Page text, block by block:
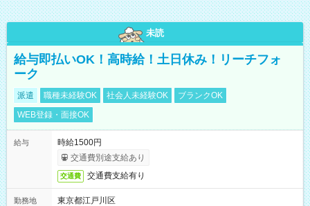
未読
給与即払いOK！高時給！土日休み！リーチフォ
ーク
派遣 職種未経験OK 社会人未経験OK
ブランクOK
WEB登録・面接OK
給与
時給1500円
交通費別途支給あり
交通費 交通費支給有り
勤務地
東京都江戸川区